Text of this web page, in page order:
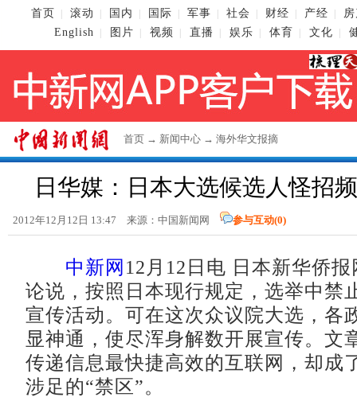
首页 滚动 国内 国际 军事 社会 财经 产经
English
图片 视频 直播 娱乐 体育 文化
首页 → 新闻中心 → 海外华文报摘
日华媒：日本大选候选人怪招
2012年12月12日 13:47 来源： 中国新闻网 参与互动(0)
中新网 12月12日电 日本新华侨
论说，按照日本现行规定，选举中禁
宣传活动。可在这次众议院大选，各
显神通，使尽浑身解数开展宣传。文
传递信息最快捷高效的互联网，却成
涉足的“禁区”。